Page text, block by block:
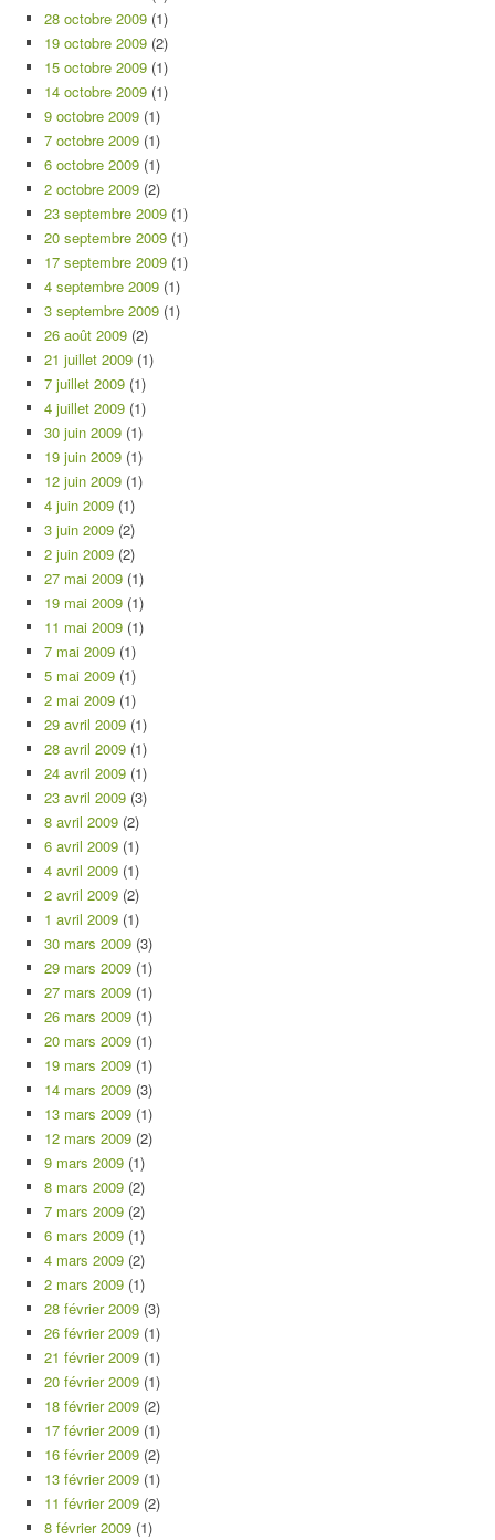
28 octobre 2009 (1)
19 octobre 2009 (2)
15 octobre 2009 (1)
14 octobre 2009 (1)
9 octobre 2009 (1)
7 octobre 2009 (1)
6 octobre 2009 (1)
2 octobre 2009 (2)
23 septembre 2009 (1)
20 septembre 2009 (1)
17 septembre 2009 (1)
4 septembre 2009 (1)
3 septembre 2009 (1)
26 août 2009 (2)
21 juillet 2009 (1)
7 juillet 2009 (1)
4 juillet 2009 (1)
30 juin 2009 (1)
19 juin 2009 (1)
12 juin 2009 (1)
4 juin 2009 (1)
3 juin 2009 (2)
2 juin 2009 (2)
27 mai 2009 (1)
19 mai 2009 (1)
11 mai 2009 (1)
7 mai 2009 (1)
5 mai 2009 (1)
2 mai 2009 (1)
29 avril 2009 (1)
28 avril 2009 (1)
24 avril 2009 (1)
23 avril 2009 (3)
8 avril 2009 (2)
6 avril 2009 (1)
4 avril 2009 (1)
2 avril 2009 (2)
1 avril 2009 (1)
30 mars 2009 (3)
29 mars 2009 (1)
27 mars 2009 (1)
26 mars 2009 (1)
20 mars 2009 (1)
19 mars 2009 (1)
14 mars 2009 (3)
13 mars 2009 (1)
12 mars 2009 (2)
9 mars 2009 (1)
8 mars 2009 (2)
7 mars 2009 (2)
6 mars 2009 (1)
4 mars 2009 (2)
2 mars 2009 (1)
28 février 2009 (3)
26 février 2009 (1)
21 février 2009 (1)
20 février 2009 (1)
18 février 2009 (2)
17 février 2009 (1)
16 février 2009 (2)
13 février 2009 (1)
11 février 2009 (2)
8 février 2009 (1)